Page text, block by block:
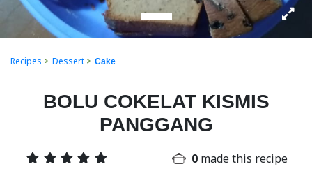
Recipes > Dessert > Cake
BOLU COKELAT KISMIS
PANGGANG
0 made this recipe